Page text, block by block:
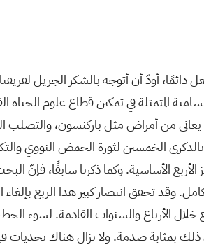
دائمًا، أودّ أن أتوجه بالشكر الجزيل
المتمثلة في تمكين قطاع علوم الحياة
من أمراض مثل باركنسون، والتصلب
وغيرها من أنواع السرطان، والخرف، على سبيل المثال لا الحصر. في عام 2026، نحتفل
الأساسية. وكما ذكرنا سابقًا، فإنّ
ذلك بمثابة صدمة. ولا تزال هناك تحديات